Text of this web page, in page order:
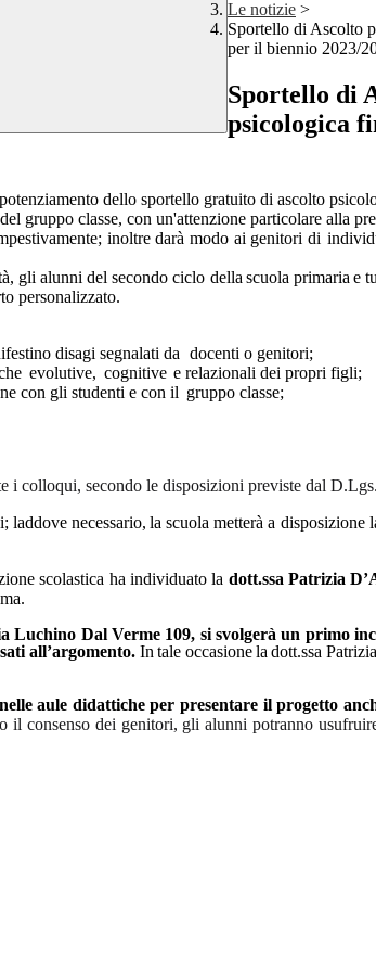
Le notizie >
Sportello di Ascolto
per il biennio 2023/
Sportello di
psicologica
dello sportello gratuito di ascolto
gruppo classe, con un'attenzione particolare alla
inoltre darà modo ai genitori di
gli alunni del secondo ciclo della scuola primaria e
personalizzato.
disagi segnalati da
docenti o genitori;
evolutive, cognitive e relazionali dei propri figli;
con gli studenti e con il gruppo classe;
i colloqui, secondo le disposizioni previste dal
laddove necessario, la scuola metterà a disposizione
scolastica ha individuato la dott.ssa Patrizia
Luchino Dal Verme 109, si svolgerà un primo
all’argomento. In tale occasionela dott.ssa Patrizia
aule didattiche per presentare il progetto
il consenso dei genitori, gli alunni potranno